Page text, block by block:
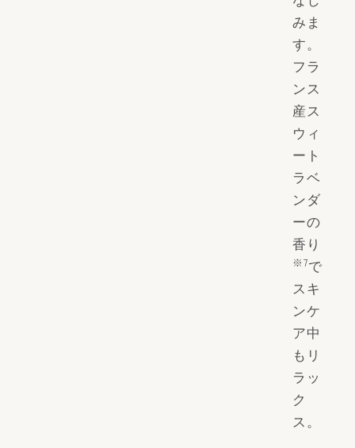
みま
す。
フラ
ンス
産ス
ウィ
ート
ラベ
ンダ
ーの
香り
※7で
スキ
ンケ
ア中
もリ
ラッ
ク
ス。